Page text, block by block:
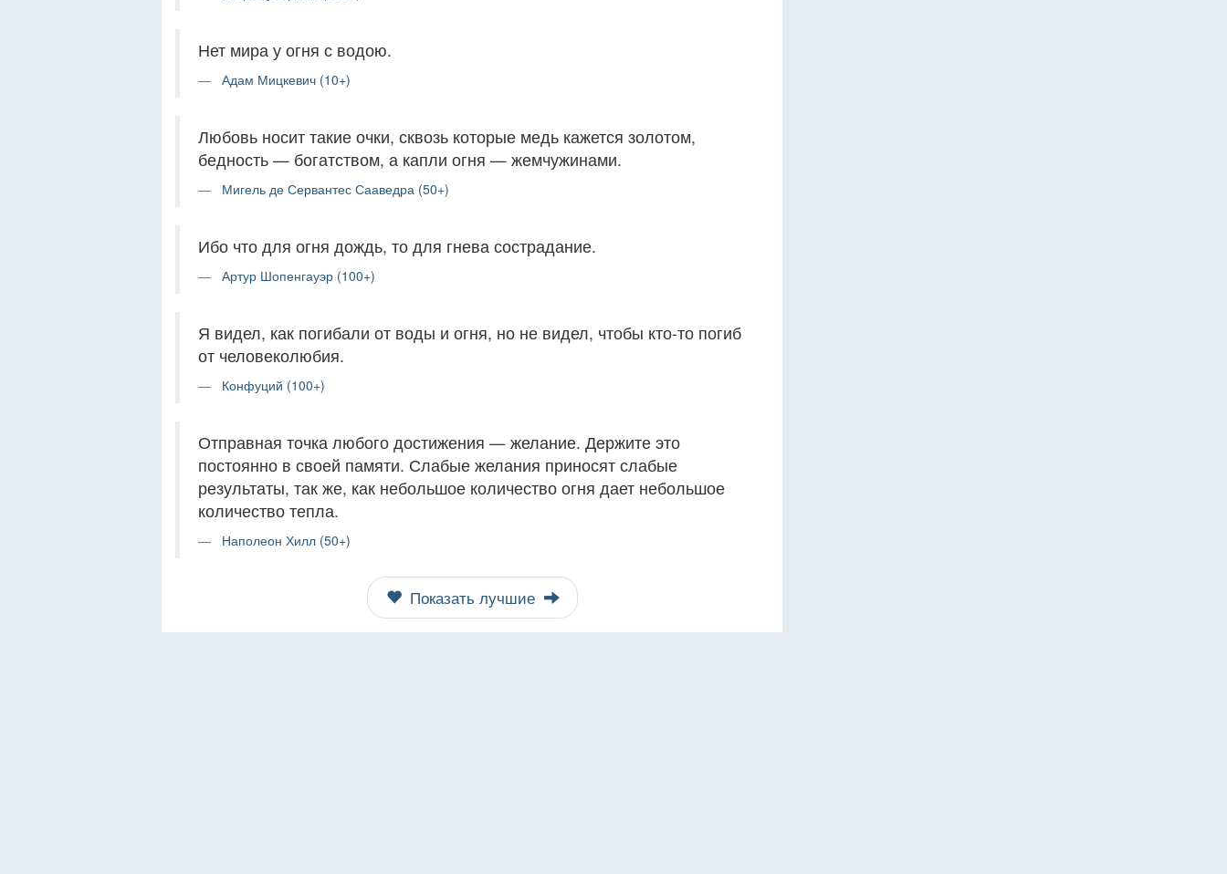
Нет мира у огня с водою.
Адам Мицкевич (10+)
Любовь носит такие очки, сквозь которые медь кажется золотом,
бедность — богатством, а капли огня — жемчужинами.
Мигель де Сервантес Сааведра (50+)
Ибо что для огня дождь, то для гнева сострадание.
Артур Шопенгауэр (100+)
Я видел, как погибали от воды и огня, но не видел, чтобы кто-то погиб
от человеколюбия.
Конфуций (100+)
Отправная точка любого достижения — желание. Держите это
постоянно в своей памяти. Слабые желания приносят слабые
результаты, так же, как небольшое количество огня дает небольшое
количество тепла.
Наполеон Хилл (50+)
Показать лучшие